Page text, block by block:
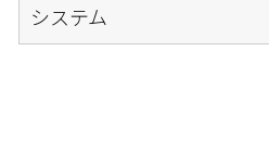
システム